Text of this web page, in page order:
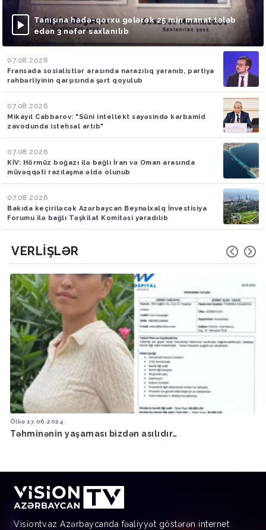
Tanışına hədə-qorxu gələrək 25 min manat tələb
edən 3 nəfər saxlanılıb
07.08.2026
Fransada sosialistlər arasında narazılıq yaranıb, partiya
rəhbərliyinin qarşısında şərt qoyulub
07.08.2026
Mikayıl Cabbarov: "Süni intellekt sayəsində karbamid
zavodunda istehsal artıb"
07.08.2026
KİV: Hörmüz boğazı ilə bağlı İran və Oman arasında
müvəqqəti razılaşma əldə olunub
07.08.2026
Bakıda keçiriləcək Azərbaycan Beynəlxalq İnvestisiya
Forumu ilə bağlı Təşkilat Komitəsi yaradılıb
VERLIŞLƏR
Ölkə 17.06.2024
Təhminənin yaşaması bizdən asılıdır…
Visiontv.az Azərbaycanda fəaliyyət göstərən internet